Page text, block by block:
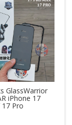
GlassWarrior
iPhone 17
Pro